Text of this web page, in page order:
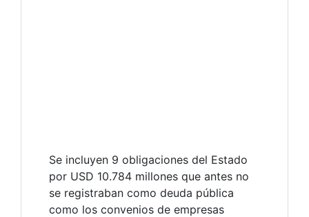
Se incluyen 9 obligaciones del Estado
por USD 10.784 millones que antes no
se registraban como deuda pública
como los convenios de empresas